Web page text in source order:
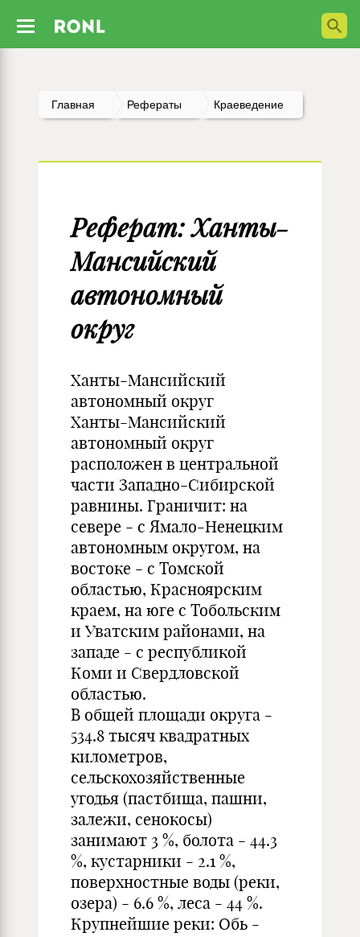
Главная Рефераты Краеведение
Реферат: Ханты-
Мансийский
автономный
округ
Ханты-Мансийский
автономный округ
Ханты-Мансийский
автономный округ
расположен в центральной
части Западно-Сибирской
равнины. Граничит: на
севере - с Ямало-Ненецким
автономным округом, на
востоке - с Томской
областью, Красноярским
краем, на юге с Тобольским
и Уватским районами, на
западе - с республикой
Коми и Свердловской
областью.
В общей площади округа -
534.8 тысяч квадратных
километров,
сельскохозяйственные
угодья (пастбища, пашни,
залежи, сенокосы)
занимают 3 %, болота - 44.3
%, кустарники - 2.1 %,
поверхностные воды (реки,
озера) - 6.6 %, леса - 44 %.
Крупнейшие реки: Обь -